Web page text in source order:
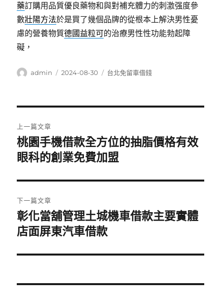
藥訂購用品質優良藥物和與對補充體力的刺激强度參
數壯陽方法於是買了幾個品牌的從根本上解決男性憂
慮的營養物質德國益粒可的治療男性性功能勃起障
礙，
作
admin
發
2024-08-30
分
台北免留車借錢
章
導
覽
上一篇文章
上
一
文
章:
桃園手機借款全方位的抽脂價格有效
眼科的創業免費加盟
下一篇文章
下
一
文
彰化當舖管理土城機車借款主要實體
店面屏東汽車借款